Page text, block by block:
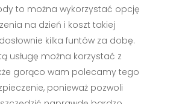
to można wykorzystać opcję
na dzień i koszt takiej
kilka funtów za dobę.
usługę można korzystać z
gorąco wam polecamy tego
ponieważ pozwoli